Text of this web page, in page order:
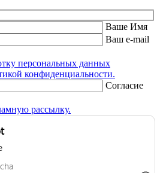
Ваше Имя
Ваш e-mail
персональных данных
конфиденциальности.
Согласие
рассылку.